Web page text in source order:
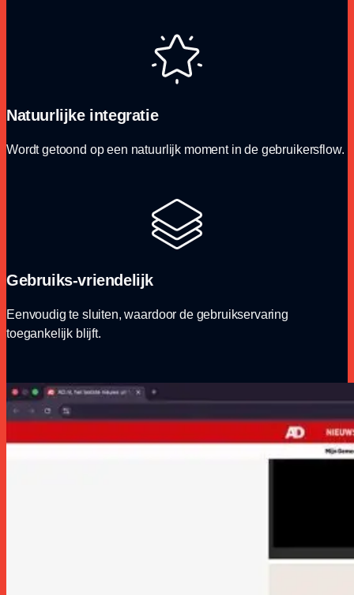
Natuurlijke integratie
Wordt getoond op een natuurlijk moment in de gebruikersflow.
Gebruiks-vriendelijk
Eenvoudig te sluiten, waardoor de gebruikservaring
toegankelijk blijft.